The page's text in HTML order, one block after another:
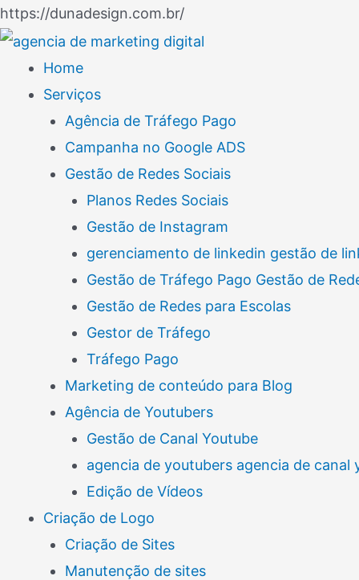
https://dunadesign.com.br/Ir
para
Home
Serviços
Agência de Tráfego Pago
Campanha no Google ADS
Gestão de Redes Sociais
Planos Redes Sociais
Gestão de Instagram
gerenciamento de linkedin gestão de
Gestão de Tráfego Pago Gestão de
Gestão de Redes para Escolas
Gestor de Tráfego
Tráfego Pago
Marketing de conteúdo para Blog
Agência de Youtubers
Gestão de Canal Youtube
agencia de youtubers agencia de canal
Edição de Vídeos
Criação de Logo
Criação de Sites
Manutenção de sites
Navegação
de
Post